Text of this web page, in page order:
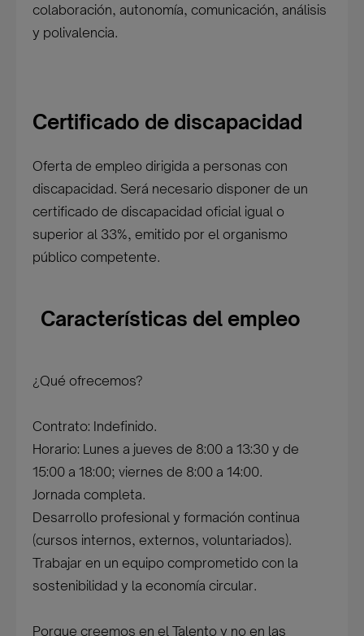
colaboración, autonomía, comunicación, análisis
y polivalencia.
Certificado de discapacidad
Oferta de empleo dirigida a personas con
discapacidad. Será necesario disponer de un
certificado de discapacidad oficial igual o
superior al 33%, emitido por el organismo
público competente.
Características del empleo
¿Qué ofrecemos?
Contrato: Indefinido.
Horario: Lunes a jueves de 8:00 a 13:30 y de
15:00 a 18:00; viernes de 8:00 a 14:00.
Jornada completa.
Desarrollo profesional y formación continua
(cursos internos, externos, voluntariados).
Trabajar en un equipo comprometido con la
sostenibilidad y la economía circular.
Porque creemos en el Talento y no en las